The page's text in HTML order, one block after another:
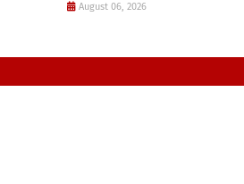
August 06, 2026